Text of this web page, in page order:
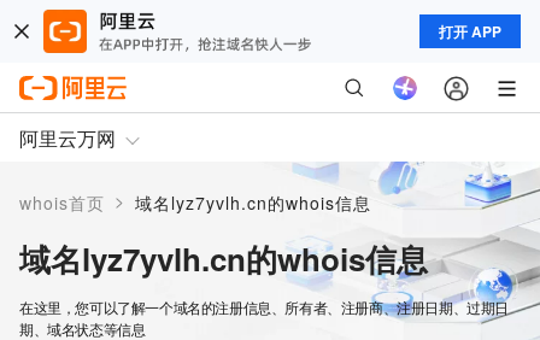
打开 APP
阿里云万网
whois首页 > 域名lyz7yvlh.cn的whois信息
域名lyz7yvlh.cn的whois信息
在这里，您可以了解一个域名的注册信息、所有者、注册商、注册日期、过期日
期、域名状态等信息